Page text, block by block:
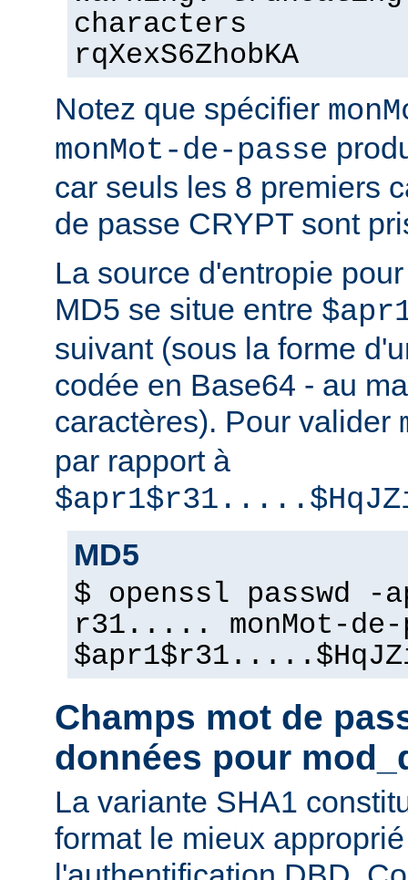
characters
rqXexS6ZhobKA
Notez que spécifier
monMot-de-passe
car seuls les 8 premiers
de passe CRYPT sont
La source d'entropie
MD5 se situe entre
suivant (sous la forme
codée en Base64 - au
caractères). Pour valider
par rapport à
MD5
$ openssl passwd
r31..... monMot-de-
Champs mot de
données pour
La variante SHA1
format le mieux